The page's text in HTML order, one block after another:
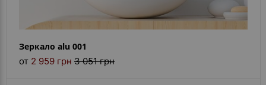
Зеркало alu 001
от 2 959 грн 3 051 грн